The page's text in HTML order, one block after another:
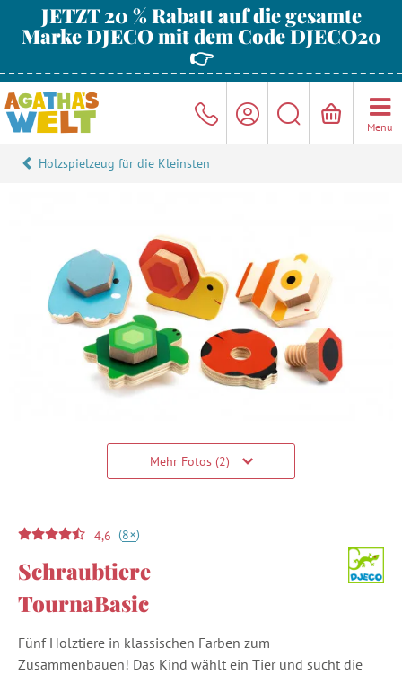
JETZT 20 % Rabatt auf die gesamte
Marke DJECO mit dem Code DJECO20
👉
Menu
Holzspielzeug für die Kleinsten
Mehr Fotos (2)
4,6 (8+)
Schraubtiere
TournaBasic
Fünf Holztiere in klassischen Farben zum
Zusammenbauen! Das Kind wählt ein Tier und sucht die